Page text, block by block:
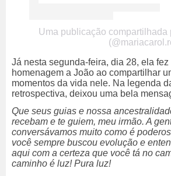
Uma publicação
Já nesta segunda-feira, dia 28, ela fez
homenagem a João ao compartilhar
momentos da vida nele. Na legenda
retrospectiva, deixou uma bela
Que seus guias e nossa
recebam e te guiem, meu irmão. A
conversávamos muito como é
você sempre buscou evolução e
aqui com a certeza que você tá no
caminho é luz! Pura luz!